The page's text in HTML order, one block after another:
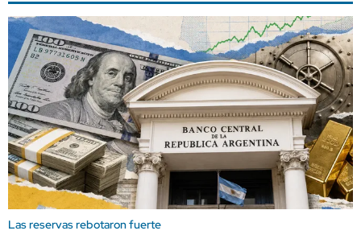
Las reservas rebotaron fuerte